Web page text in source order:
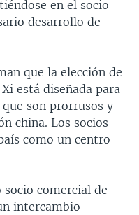
en el socio
desarrollo de
que la elección de
está diseñada para
que son prorrusos y
china. Los socios
como un centro
socio comercial de
intercambio